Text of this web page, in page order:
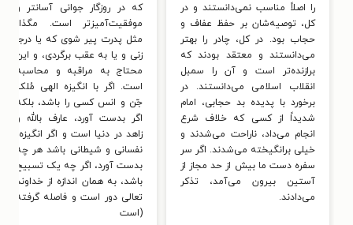
را اصلاً مناسب نمی‌دانستند و در
کل، توصیه‌شان بر حفظ عفاف و
حجاب بود. در کل، چادر را بهتر
می‌دانستند و معتقد بودند که
برازنده‌تر است و آن را سمبل
انقلاب اسلامی می‌دانستند. در
برخورد با پدیده بد حجابی، امام
شدیداً از کسی که خلاف شرع
انجام می‌داد، ناراحت می‌شدند و
خیلی برانگیخته می‌شدند. اگر سر
سفره دست ما بیش از حد مجاز از
آستین بیرون می‌آمد، تذکر
می‌دادند.
که در روزگار جوانی آسانتر و
موفقیت‌آمیزتر است. مگذار
مثل پدرت پیر شوی که یا درجا
زنی و یا به عقب برگردی، و این
محتاج به مراقبه و محاسبه
است. اگر با انگیزه الهی مُلک
جّن و انس کسی را باشد، بلکه
اگر بدست آورد، عارف بالله و
زاهد در دنیا است و اگر انگیزه،
نفسانی و شیطانی باشد هر چه
بدست آورد، اگر چه یک تسبیح
باشد، به همان اندازه از خداوند
تعالی دور است و فاصله گرفته
(است